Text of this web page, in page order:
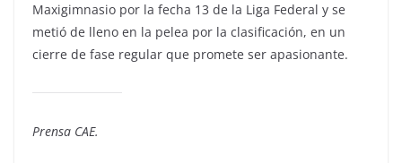
Maxigimnasio por la fecha 13 de la Liga Federal y se
metió de lleno en la pelea por la clasificación, en un
cierre de fase regular que promete ser apasionante.
Prensa CAE.